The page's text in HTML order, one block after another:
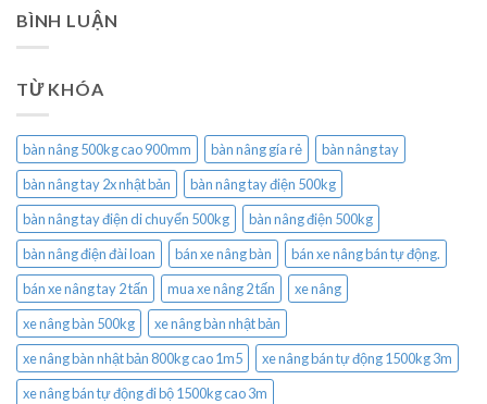
BÌNH LUẬN
TỪ KHÓA
bàn nâng 500kg cao 900mm bàn nâng gía rẻ
bàn nâng tay
bàn nâng tay 2x nhật bản
bàn nâng tay điện 500kg
bàn nâng tay điện di chuyển 500kg
bàn nâng điện 500kg
bàn nâng điện đài loan
bán xe nâng bàn
bán xe nâng bán tự động.
bán xe nâng tay 2 tấn
mua xe nâng 2 tấn
xe nâng
xe nâng bàn 500kg
xe nâng bàn nhật bản
xe nâng bàn nhật bản 800kg cao 1m5
xe nâng bán tự động 1500kg 3m
xe nâng bán tự động đi bộ 1500kg cao 3m